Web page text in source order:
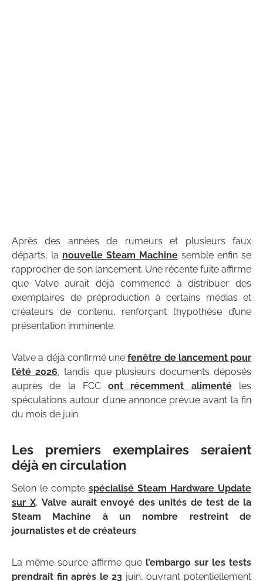
Après des années de rumeurs et plusieurs faux
départs, la nouvelle Steam Machine semble enfin se
rapprocher de son lancement. Une récente fuite affirme
que Valve aurait déjà commencé à distribuer des
exemplaires de préproduction à certains médias et
créateurs de contenu, renforçant l’hypothèse d’une
présentation imminente.
Valve a déjà confirmé unefenêtre de lancement pour
l’été 2026, tandis que plusieurs documents déposés
auprès de la FCCont récemment alimentéles
spéculations autour d’une annonce prévue avant la fin
du mois de juin.
Les premiers exemplaires seraient
déjà en circulation
Selon le compte spécialisé Steam Hardware Update
sur X, Valve aurait envoyé des unités de test de la
Steam Machine à un nombre restreint de
journalistes et de créateurs.
La même source affirme que l’embargo sur les tests
prendrait fin après le 23 juin, ouvrant potentiellement